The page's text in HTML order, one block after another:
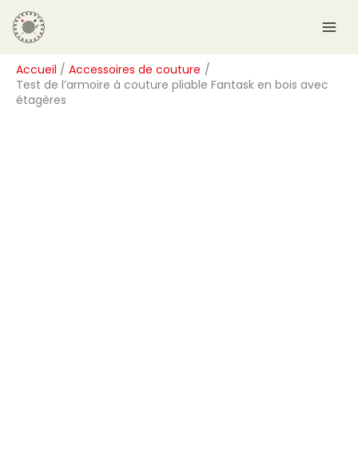
Aller
au
contenu
Accueil
Accessoires de couture
Test de l’armoire à couture pliable Fantask en bois avec
étagères
R
e
c
h
e